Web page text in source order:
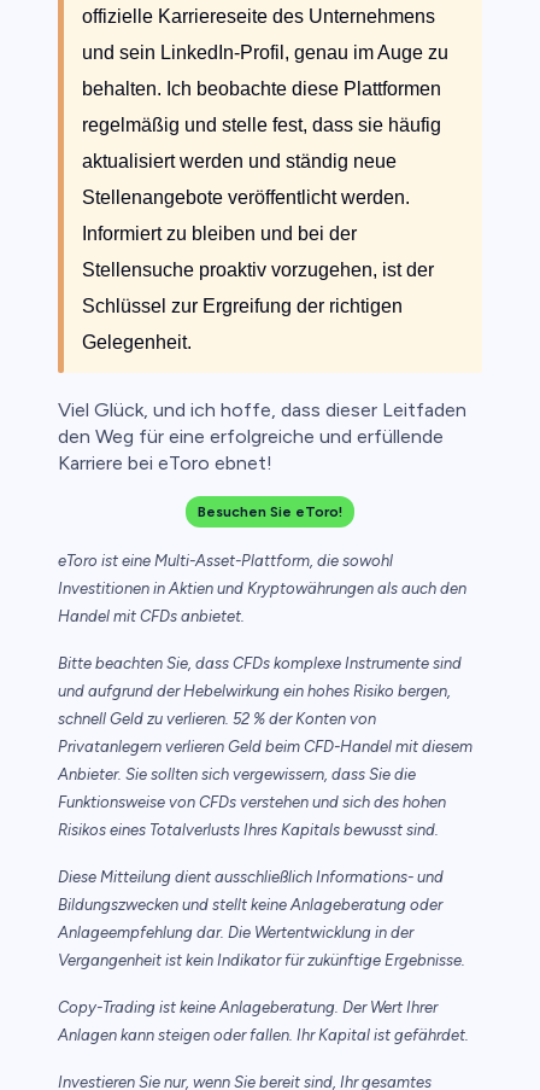
offizielle Karriereseite des Unternehmens
und sein LinkedIn-Profil, genau im Auge zu
behalten. Ich beobachte diese Plattformen
regelmäßig und stelle fest, dass sie häufig
aktualisiert werden und ständig neue
Stellenangebote veröffentlicht werden.
Informiert zu bleiben und bei der
Stellensuche proaktiv vorzugehen, ist der
Schlüssel zur Ergreifung der richtigen
Gelegenheit.
Viel Glück, und ich hoffe, dass dieser Leitfaden
den Weg für eine erfolgreiche und erfüllende
Karriere bei eToro ebnet!
Besuchen Sie eToro!
eToro ist eine Multi-Asset-Plattform, die sowohl
Investitionen in Aktien und Kryptowährungen als auch den
Handel mit CFDs anbietet.
Bitte beachten Sie, dass CFDs komplexe Instrumente sind
und aufgrund der Hebelwirkung ein hohes Risiko bergen,
schnell Geld zu verlieren. 52 % der Konten von
Privatanlegern verlieren Geld beim CFD-Handel mit diesem
Anbieter. Sie sollten sich vergewissern, dass Sie die
Funktionsweise von CFDs verstehen und sich des hohen
Risikos eines Totalverlusts Ihres Kapitals bewusst sind.
Diese Mitteilung dient ausschließlich Informations- und
Bildungszwecken und stellt keine Anlageberatung oder
Anlageempfehlung dar. Die Wertentwicklung in der
Vergangenheit ist kein Indikator für zukünftige Ergebnisse.
Copy-Trading ist keine Anlageberatung. Der Wert Ihrer
Anlagen kann steigen oder fallen. Ihr Kapital ist gefährdet.
Investieren Sie nur, wenn Sie bereit sind, Ihr gesamtes